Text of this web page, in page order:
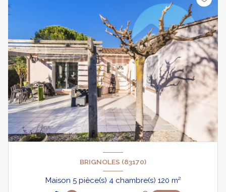
BRIGNOLES (83170)
Maison 5 pièce(s) 4 chambre(s) 120 m²